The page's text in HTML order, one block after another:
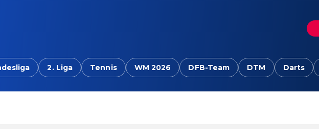
2. Liga Tennis WM 2026 DFB-Team DTM Darts